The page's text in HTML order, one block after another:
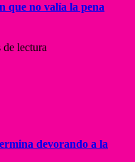
que no valía la pena
lectura
devorando a la